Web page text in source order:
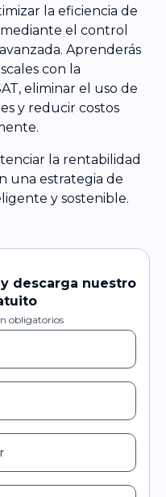
la eficiencia de
el control
Aprenderás
con la
eliminar el uso de
y reducir costos
la rentabilidad
una estrategia de
y sostenible.
descarga nuestro
obligatorios